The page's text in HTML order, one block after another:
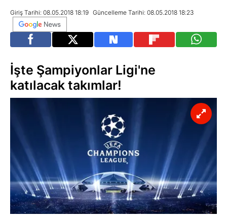
Giriş Tarihi: 08.05.2018 18:19 Güncelleme Tarihi: 08.05.2018 18:23
İşte Şampiyonlar Ligi'ne
katılacak takımlar!